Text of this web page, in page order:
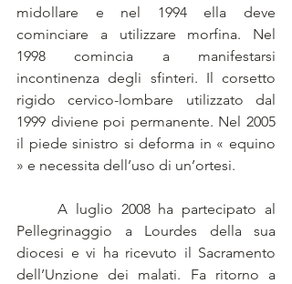
midollare e nel 1994 ella deve
cominciare a utilizzare morfina. Nel
1998 comincia a manifestarsi
incontinenza degli sfinteri. Il corsetto
rigido cervico-lombare utilizzato dal
1999 diviene poi permanente. Nel 2005
il piede sinistro si deforma in « equino
» e necessita dell’uso di un’ortesi.
Pellegrinaggio a Lourdes della sua
diocesi e vi ha ricevuto il Sacramento
dell’Unzione dei malati. Fa ritorno a